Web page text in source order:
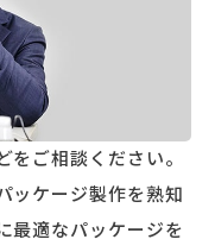
をご相談ください。
ッケージ製作を熟知
最適なパッケージを